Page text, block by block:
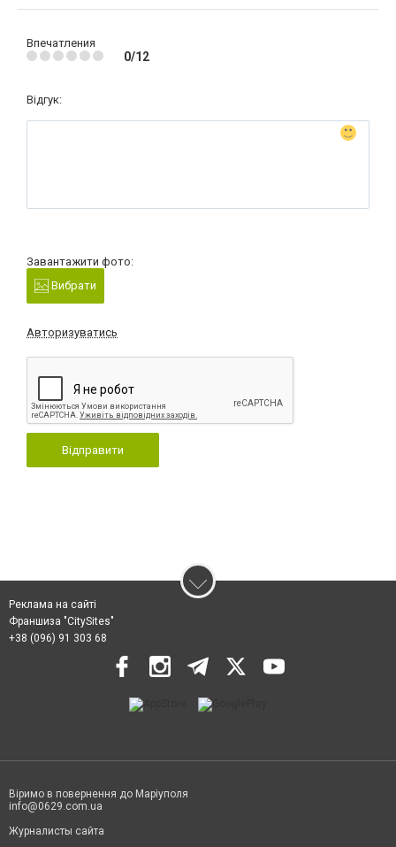
Впечатления
0/12
Відгук:
Завантажити фото:
Вибрати
Авторизуватись
Відправити
Реклама на сайті
Франшиза "CitySites"
+38 (096) 91 303 68
Віримо в повернення до Маріуполя
info@0629.com.ua
Журналисты сайта